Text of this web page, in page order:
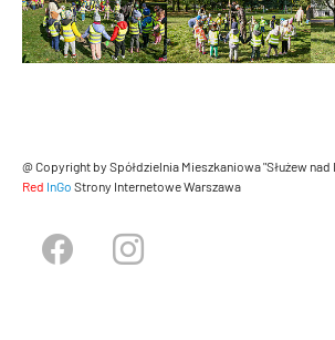
@ Copyright by Spółdzielnia Mieszkaniowa "Służew nad
Red InGo Strony Internetowe Warszawa
FacebookInstagram